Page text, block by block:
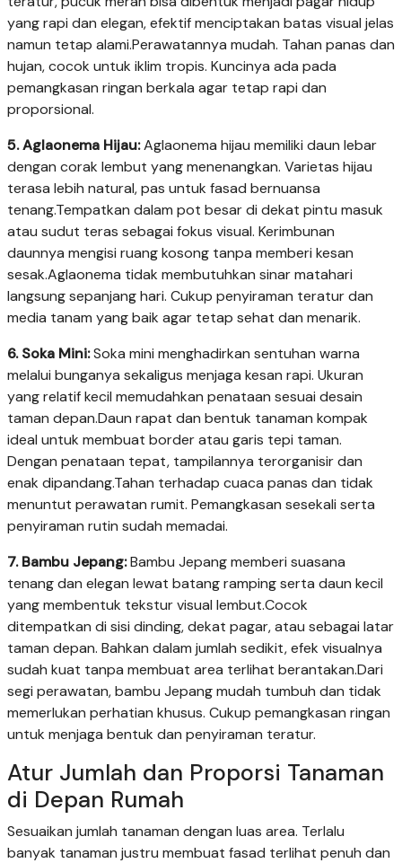
yang rapi dan elegan, efektif menciptakan batas visual jelas
namun tetap alami.Perawatannya mudah. Tahan panas dan
hujan, cocok untuk iklim tropis. Kuncinya ada pada
pemangkasan ringan berkala agar tetap rapi dan
proporsional.
5. Aglaonema Hijau:Aglaonema hijau memiliki daun lebar
dengan corak lembut yang menenangkan. Varietas hijau
terasa lebih natural, pas untuk fasad bernuansa
tenang.Tempatkan dalam pot besar di dekat pintu masuk
atau sudut teras sebagai fokus visual. Kerimbunan
daunnya mengisi ruang kosong tanpa memberi kesan
sesak.Aglaonema tidak membutuhkan sinar matahari
langsung sepanjang hari. Cukup penyiraman teratur dan
media tanam yang baik agar tetap sehat dan menarik.
6. Soka Mini:Soka mini menghadirkan sentuhan warna
melalui bunganya sekaligus menjaga kesan rapi. Ukuran
yang relatif kecil memudahkan penataan sesuai desain
taman depan.Daun rapat dan bentuk tanaman kompak
ideal untuk membuat border atau garis tepi taman.
Dengan penataan tepat, tampilannya terorganisir dan
enak dipandang.Tahan terhadap cuaca panas dan tidak
menuntut perawatan rumit. Pemangkasan sesekali serta
penyiraman rutin sudah memadai.
7. Bambu Jepang:Bambu Jepang memberi suasana
tenang dan elegan lewat batang ramping serta daun kecil
yang membentuk tekstur visual lembut.Cocok
ditempatkan di sisi dinding, dekat pagar, atau sebagai latar
taman depan. Bahkan dalam jumlah sedikit, efek visualnya
sudah kuat tanpa membuat area terlihat berantakan.Dari
segi perawatan, bambu Jepang mudah tumbuh dan tidak
memerlukan perhatian khusus. Cukup pemangkasan ringan
untuk menjaga bentuk dan penyiraman teratur.
Atur Jumlah dan Proporsi Tanaman
di Depan Rumah
Sesuaikan jumlah tanaman dengan luas area. Terlalu
banyak tanaman justru membuat fasad terlihat penuh dan